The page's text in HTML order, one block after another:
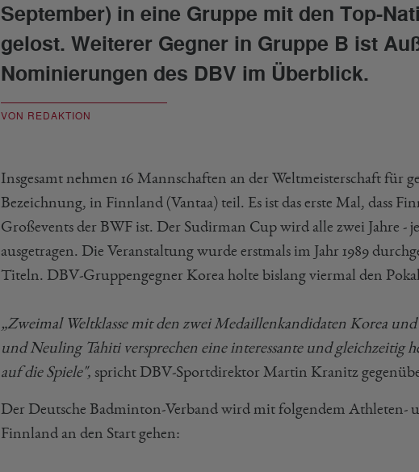
September) in eine Gruppe mit den Top-
gelost. Weiterer Gegner in Gruppe B ist
Nominierungen des DBV im Überblick.
VON REDAKTION
Insgesamt nehmen 16 Mannschaften an der Weltmeisterschaft für
Bezeichnung, in Finnland (Vantaa) teil. Es ist das erste Mal, dass
Großevents der BWF ist. Der Sudirman Cup wird alle zwei Jahre -
ausgetragen. Die Veranstaltung wurde erstmals im Jahr 1989
Titeln. DBV-Gruppengegner Korea holte bislang viermal den
„Zweimal Weltklasse mit den zwei Medaillenkandidaten Korea
und Neuling Tahiti versprechen eine interessante und gleichzeitig
auf die Spiele", spricht DBV-Sportdirektor Martin Kranitz
Der Deutsche Badminton-Verband wird mit folgendem Athleten-
Finnland an den Start gehen: